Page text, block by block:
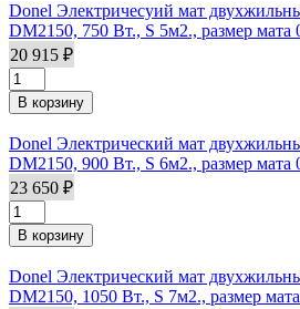
Donel Электричесуий мат
DM2150, 750 Вт., S 5м2., размер
20 915 ₽
Donel Электрический мат
DM2150, 900 Вт., S 6м2., размер
23 650 ₽
Donel Электрический мат
DM2150, 1050 Вт., S 7м2., размер